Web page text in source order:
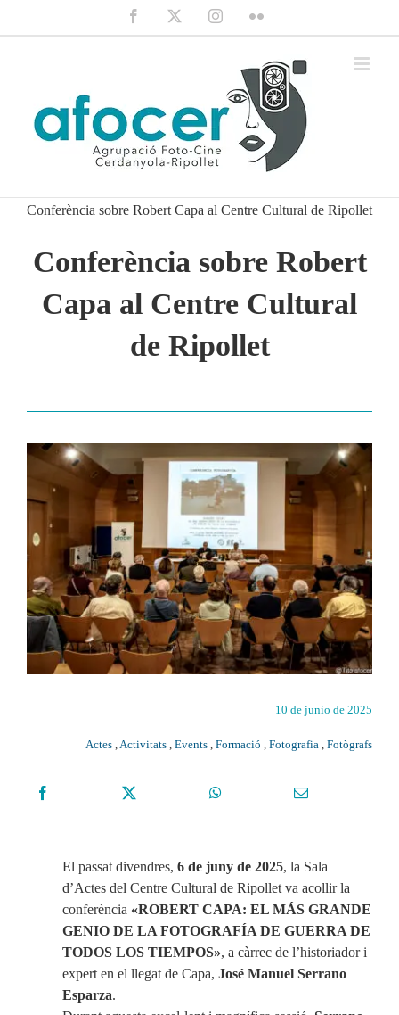
Facebook InstagramFlickr
Conferència sobre Robert Capa al Centre Cultural de Ripollet
Conferència sobre Robert
Capa al Centre Cultural
de Ripollet
10 de junio de 2025
Actes Activitats ,Events ,Formació ,Fotografia ,Fotògrafs
El passat divendres, 6 de juny de 2025, la Sala
d’Actes del Centre Cultural de Ripollet va acollir la
conferència «ROBERT CAPA: EL MÁS GRANDE
GENIO DE LA FOTOGRAFÍA DE GUERRA DE
TODOS LOS TIEMPOS», a càrrec de l’historiador i
expert en el llegat de Capa, José Manuel Serrano
Esparza.